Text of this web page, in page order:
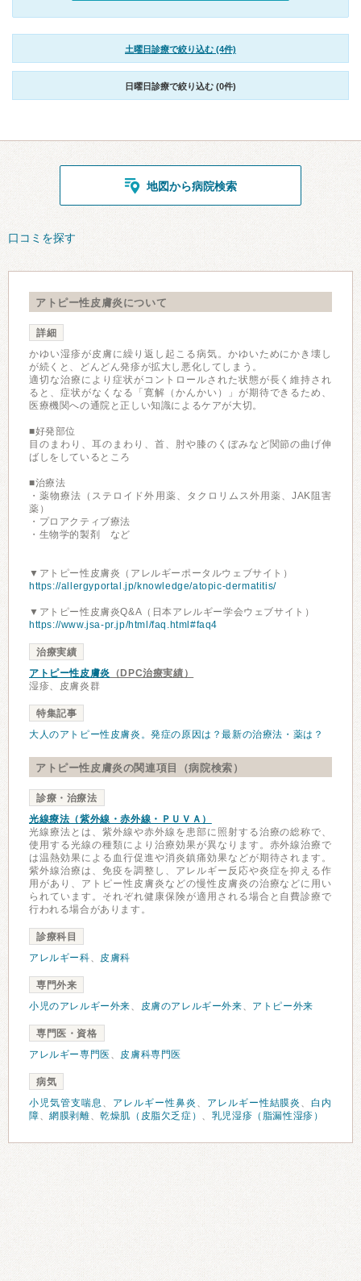
土曜日診療で絞り込む (4件)
日曜日診療で絞り込む (0件)
地図から病院検索
口コミを探す
アトピー性皮膚炎について
詳細
かゆい湿疹が皮膚に繰り返し起こる病気。かゆいためにかき壊し
が続くと、どんどん発疹が拡大し悪化してしまう。
適切な治療により症状がコントロールされた状態が長く維持され
ると、症状がなくなる「寛解（かんかい）」が期待できるため、
医療機関への通院と正しい知識によるケアが大切。
■好発部位
目のまわり、耳のまわり、首、肘や膝のくぼみなど関節の曲げ伸
ばしをしているところ
■治療法
・薬物療法（ステロイド外用薬、タクロリムス外用薬、JAK阻害
薬）
・プロアクティブ療法
・生物学的製剤 など
▼アトピー性皮膚炎（アレルギーポータルウェブサイト）
https://allergyportal.jp/knowledge/atopic-dermatitis/
▼アトピー性皮膚炎Q&A（日本アレルギー学会ウェブサイト）
https://www.jsa-pr.jp/html/faq.html#faq4
治療実績
アトピー性皮膚炎 （DPC治療実績）
湿疹、皮膚炎群
特集記事
大人のアトピー性皮膚炎。発症の原因は？最新の治療法・薬は？
アトピー性皮膚炎の関連項目（病院検索）
診療・治療法
光線療法（紫外線・赤外線・ＰＵＶＡ）
光線療法とは、紫外線や赤外線を患部に照射する治療の総称で、
使用する光線の種類により治療効果が異なります。赤外線治療で
は温熱効果による血行促進や消炎鎮痛効果などが期待されます。
紫外線治療は、免疫を調整し、アレルギー反応や炎症を抑える作
用があり、アトピー性皮膚炎などの慢性皮膚炎の治療などに用い
られています。それぞれ健康保険が適用される場合と自費診療で
行われる場合があります。
診療科目
アレルギー科、 皮膚科
専門外来
小児のアレルギー外来、 皮膚のアレルギー外来、 アトピー外来
専門医・資格
アレルギー専門医 、 皮膚科専門医
病気
小児気管支喘息 、 アレルギー性鼻炎 、 アレルギー性結膜炎 、白内
障、網膜剥離、乾燥肌（皮脂欠乏症） 、 乳児湿疹（脂漏性湿疹）